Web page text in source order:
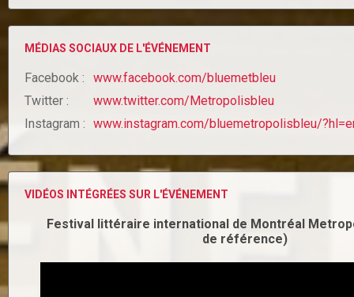
MÉDIAS SOCIAUX DE L'ÉVÉNEMENT
Facebook :
www.facebook.com/bluemetbleu
Twitter :
www.twitter.com/Metropolisbleu
Instagram : www.instagram.com/bluemetropolisbleu/
VIDÉOS INTÉGRÉES SUR L'ÉVÉNEMENT
Festival littéraire international de Montréal
de référence)